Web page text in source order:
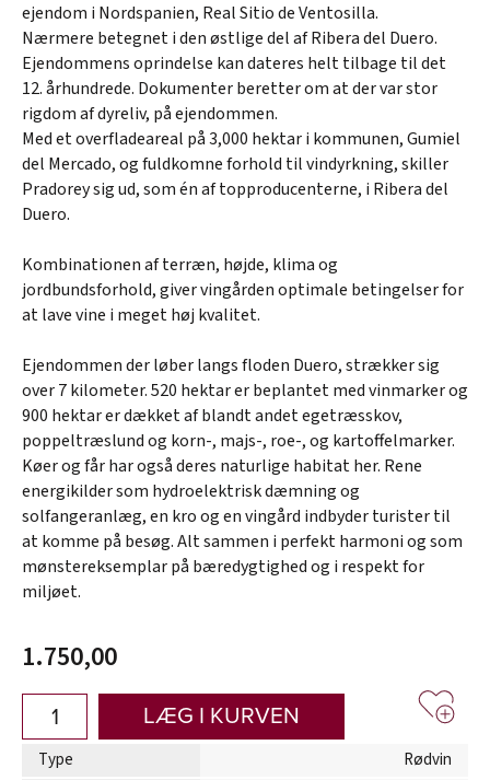
ejendom i Nordspanien, Real Sitio de Ventosilla.
Nærmere betegnet i den østlige del af Ribera del Duero.
Ejendommens oprindelse kan dateres helt tilbage til det
12. århundrede. Dokumenter beretter om at der var stor
rigdom af dyreliv, på ejendommen.
Med et overfladeareal på 3,000 hektar i kommunen, Gumiel
del Mercado, og fuldkomne forhold til vindyrkning, skiller
Pradorey sig ud, som én af topproducenterne, i Ribera del
Duero.
Kombinationen af terræn, højde, klima og
jordbundsforhold, giver vingården optimale betingelser for
at lave vine i meget høj kvalitet.
Ejendommen der løber langs floden Duero, strækker sig
over 7 kilometer. 520 hektar er beplantet med vinmarker og
900 hektar er dækket af blandt andet egetræsskov,
poppeltræslund og korn-, majs-, roe-, og kartoffelmarker.
Køer og får har også deres naturlige habitat her. Rene
energikilder som hydroelektrisk dæmning og
solfangeranlæg, en kro og en vingård indbyder turister til
at komme på besøg. Alt sammen i perfekt harmoni og som
mønstereksemplar på bæredygtighed og i respekt for
miljøet.
1.750,00
LÆG I KURVEN
Type
Rødvin